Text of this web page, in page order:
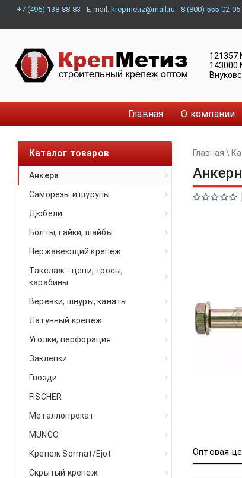
+7 (495) 138-88-83 E-mail: krepmetiz@mail.ru 8 (800) 555-02-05
121357
143000
Главная О компании
Каталог товаров
Анкера
Саморезы и шурупы
Дюбели
Болты, гайки, шайбы
Нержавеющий крепеж
Такелаж - цепи, тросы,
карабины
Веревки, шнуры, канаты
Латунный крепеж
Уголки, перфорация
Заклепки
Гвозди
FISCHER
Металлопрокат
MUNGO
Крепеж Sormat/Ejot
Скрытый крепеж
Главная \
Оптовая